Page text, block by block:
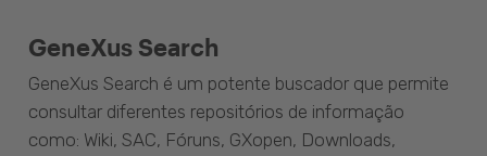
GeneXus Search
GeneXus Search é um potente buscador que permite
consultar diferentes repositórios de informação
como: Wiki, SAC, Fóruns, GXopen, Downloads,